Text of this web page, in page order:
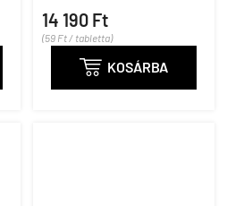
14 190 Ft
(59 Ft / tabletta)
 KOSÁRBA